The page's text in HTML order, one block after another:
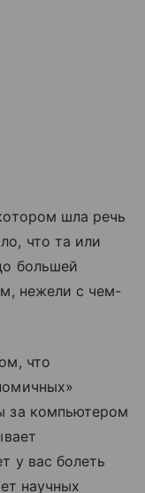
шла речь
что та или
большей
нежели с чем-
что
за компьютером
у вас болеть
научных